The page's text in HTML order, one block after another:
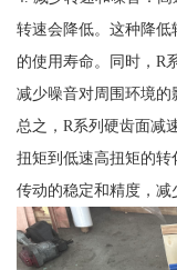
转速会降低。这种降
的使用寿命。同时，R
减少噪音对周围环境的
总之，R系列硬齿面减
扭矩到低速高扭矩的
传动的稳定和精度，减